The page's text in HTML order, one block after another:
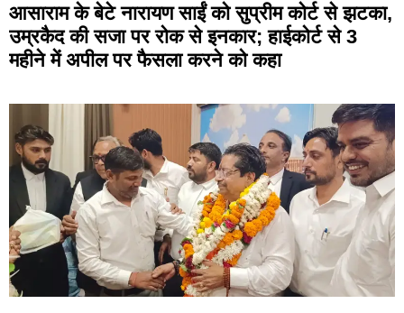
आसाराम के बेटे नारायण साईं को सुप्रीम कोर्ट से झटका,
उम्रकैद की सजा पर रोक से इनकार; हाईकोर्ट से 3
महीने में अपील पर फैसला करने को कहा